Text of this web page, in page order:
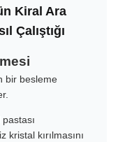
Kiral Ara
Çalıştığı
bir besleme
kırılmasını